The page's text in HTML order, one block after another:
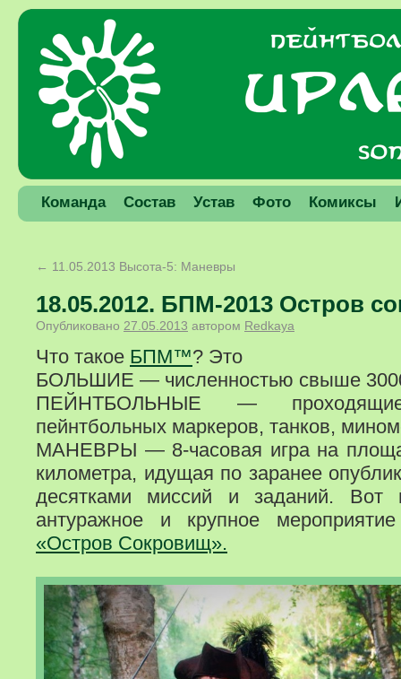
Команда Состав Устав Фото Комиксы
← 11.05.2013 Высота-5: Маневры
18.05.2012. БПМ-2013 Остров
Опубликовано 27.05.2013 автором Redkaya
Что такое БПМ™? Это
БОЛЬШИЕ — численностью свыше
ПЕЙНТБОЛЬНЫЕ —
пейнтбольных маркеров, танков,
МАНЕВРЫ — 8-часовая игра на
километра, идущая по заранее
десятками миссий и заданий. Вот
антуражное и крупное
«Остров Сокровищ».